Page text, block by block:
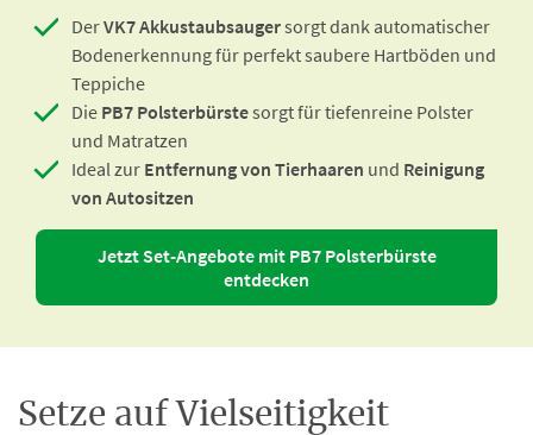
DerVK7 Akkustaubsaugersorgt dank automatischer
Bodenerkennung für perfekt saubere Hartböden und
Teppiche
Die PB7 Polsterbürstesorgt für tiefenreine Polster
und Matratzen
Ideal zur Entfernung von Tierhaaren und Reinigung
von Autositzen
Jetzt Set-Angebote mit PB7 Polsterbürste
entdecken
Setze auf Vielseitigkeit